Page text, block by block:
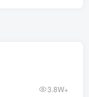
3.8W+